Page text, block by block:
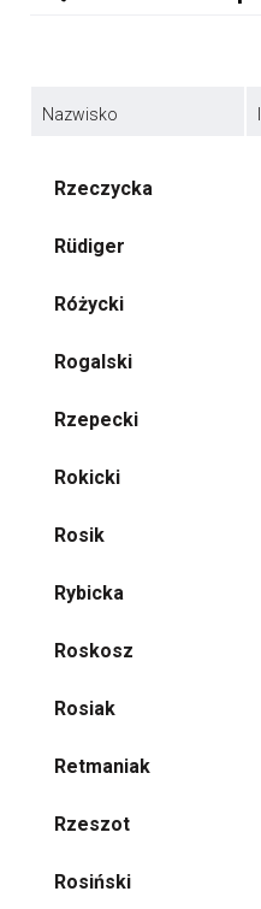
Nazwisko
Rzeczycka
Rüdiger
Różycki
Rogalski
Rzepecki
Rokicki
Rosik
Rybicka
Roskosz
Rosiak
Retmaniak
Rzeszot
Rosiński